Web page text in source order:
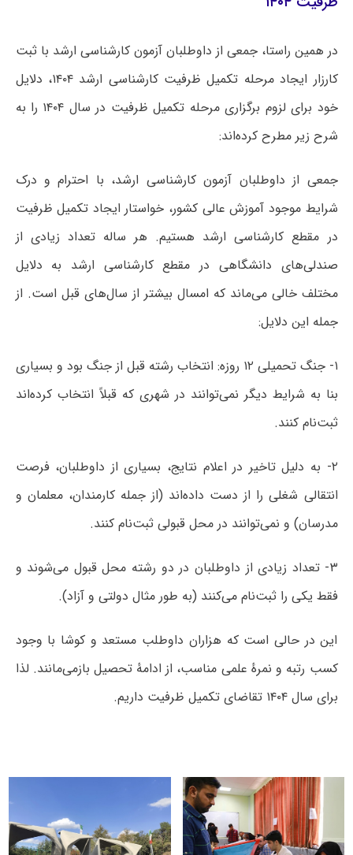
در همین راستا، جمعی از داوطلبان آزمون کارشناسی ارشد با ثبت
کارزار ایجاد مرحله تکمیل ظرفیت کارشناسی ارشد ۱۴۰۴، دلایل
خود برای لزوم برگزاری مرحله تکمیل ظرفیت در سال ۱۴۰۴ را به
شرح زیر مطرح کرده‌اند:
جمعی از داوطلبان آزمون کارشناسی ارشد، با احترام و درک
شرایط موجود آموزش عالی کشور، خواستار ایجاد تکمیل ظرفیت
در مقطع کارشناسی ارشد هستیم. هر ساله تعداد زیادی از
صندلی‌های دانشگاهی در مقطع کارشناسی ارشد به دلایل
مختلف خالی می‌ماند که امسال بیشتر از سال‌های قبل است. از
جمله این دلایل:
۱- جنگ تحمیلی ۱۲ روزه: انتخاب رشته قبل از جنگ بود و بسیاری
بنا به شرایط دیگر نمی‌توانند در شهری که قبلاً انتخاب کرده‌اند
ثبت‌نام کنند.
۲- به دلیل تاخیر در اعلام نتایج، بسیاری از داوطلبان، فرصت
انتقالی شغلی را از دست داده‌اند (از جمله کارمندان، معلمان و
مدرسان) و نمی‌توانند در محل قبولی ثبت‌نام کنند.
۳- تعداد زیادی از داوطلبان در دو رشته محل قبول می‌شوند و
فقط یکی را ثبت‌نام می‌کنند (به طور مثال دولتی و آزاد).
این در حالی است که هزاران داوطلب مستعد و کوشا با وجود
کسب رتبه و نمرهٔ علمی مناسب، از ادامهٔ تحصیل بازمی‌مانند. لذا
برای سال ۱۴۰۴ تقاضای تکمیل ظرفیت داریم.